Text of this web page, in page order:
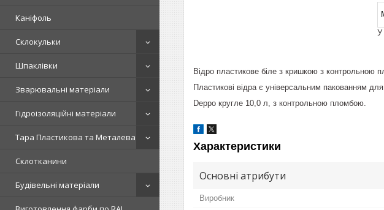
Каніфоль
Склокульки
Шпаклівки
Зварювальні матеріали
Гідроізоляційні матеріали
Тара Пластикова та Металева
Склотканини
Будівельні матеріали
У
Відро пластикове біле з кришкою з контрольною
Пластикові відра є універсальним пакованням для
Dерро кругле 10,0 л, з контрольною пломбою.
Характеристики
Основні атрибути
Виробник